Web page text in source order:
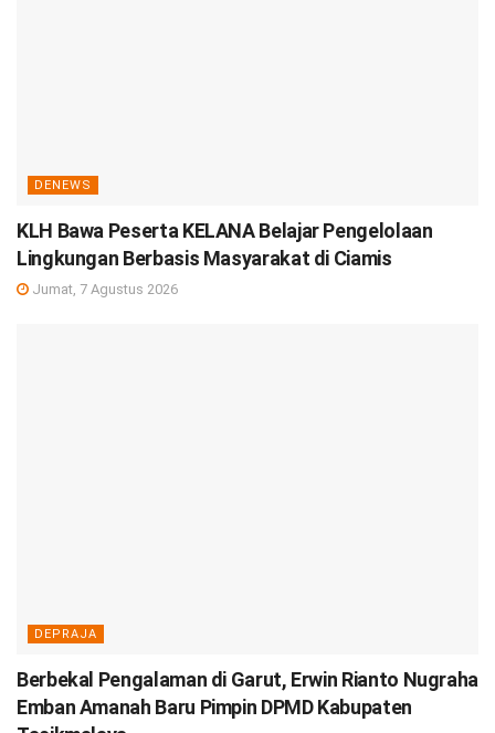
DENEWS
KLH Bawa Peserta KELANA Belajar Pengelolaan
Lingkungan Berbasis Masyarakat di Ciamis
Jumat, 7 Agustus 2026
DEPRAJA
Berbekal Pengalaman di Garut, Erwin Rianto Nugraha
Emban Amanah Baru Pimpin DPMD Kabupaten